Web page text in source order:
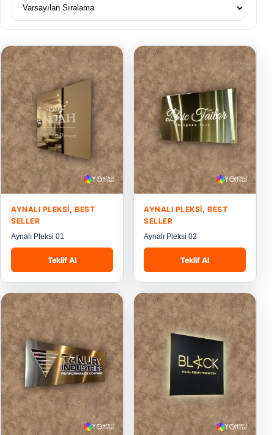
AYNALI PLEKSI,BEST
SELLER
Aynalı Pleksi 01
Teklif Al
AYNALI PLEKSI,BEST
SELLER
Aynalı Pleksi 02
Teklif Al